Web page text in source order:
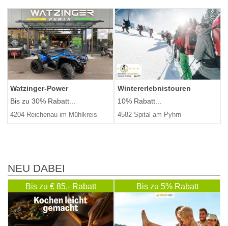
Watzinger-Power
Bis zu 30% Rabatt...
4204 Reichenau im Mühlkreis
Wintererlebnistouren
10% Rabatt...
4582 Spital am Pyhrn
NEU DABEI
Bis zu € 85,- Rabatt Bis zu 5% Rabatt